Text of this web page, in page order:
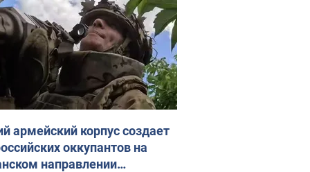
армейский корпус создает
оккупантов на
направлении